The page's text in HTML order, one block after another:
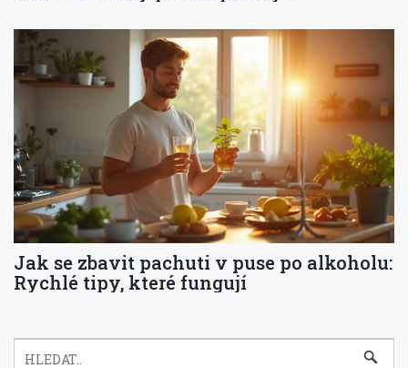
Jak se zbavit pachuti v puse po alkoholu:
Rychlé tipy, které fungují